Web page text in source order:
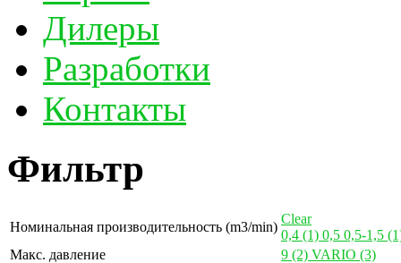
Дилеры
Разработки
Контакты
Фильтр
Номинальная производительность (m3/min)
Clear
0,4 (1) 0,5 0,5-1,5
Макс. давление
9 (2) VARIO (3)